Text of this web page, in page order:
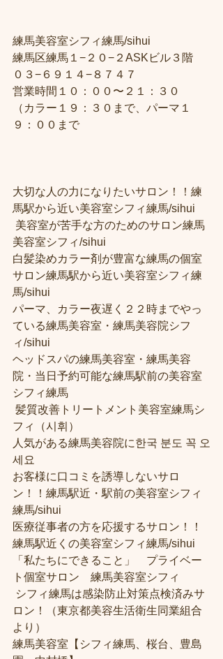
練馬美容室シフィ練馬/sihui
練馬区練馬１−２０−２ASKビル３階
０３−６９１４−８７４７
営業時間１０：００〜２１：３０
（カラー１９：３０まで、パーマ１
９：００まで
大切な人の力になりたいサロン！！練
馬駅から近い美容室シフィ練馬/sihui
美容室シフィ/sihui
白髪染めカラー剤が豊富な練馬の個室
サロン練馬駅から近い美容室シフィ練
馬/sihui
パーマ、カラー夜遅く２２時までやっ
ている練馬美容室・練馬美容院シフ
ィ/sihui
ヘッドスパの練馬美容室・練馬美容
院・当日予約可能な練馬駅前の美容室
シフィ練馬
フィ（시휘）
人気がある練馬美容院に한국 분도 꼭 오
세요
お客様に口コミを誘導しないサロ
ン！！練馬駅近・駅前の美容室シフィ
練馬/sihui
医療従事者の方を応援するサロン！！
練馬駅近くの美容室シフィ練馬/sihui
「私たちにできること」　プライベー
ト個室サロン　練馬美容室シフィ
ロン！（東京都美容生活衛生同業組合
より）
練馬美容室【シフィ練馬、桜台、豊島